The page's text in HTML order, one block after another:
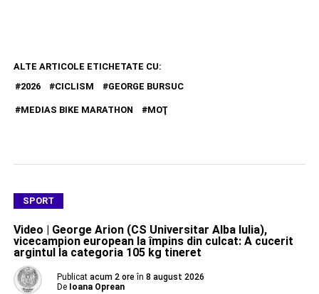
ALTE ARTICOLE ETICHETATE CU:
2026
CICLISM GEORGE BURSUC
MEDIAS BIKE MARATHON MOŢ
SPORT
Video | George Arion (CS Universitar Alba Iulia),
vicecampion european la împins din culcat: A cucerit
argintul la categoria 105 kg tineret
Publicat acum 2 ore în 8 august 2026
De Ioana Oprean